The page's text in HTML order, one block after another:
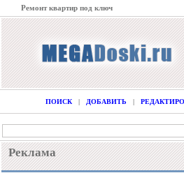
Ремонт квартир под ключ
ПОИСК | ДОБАВИТЬ |
Реклама